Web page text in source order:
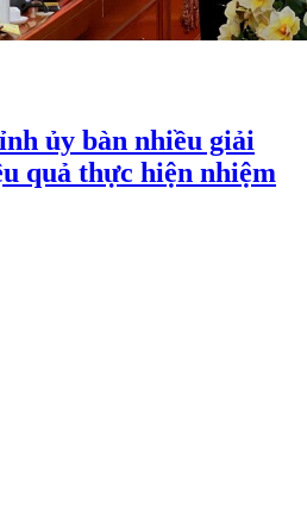
ủy bàn nhiều giải
quả thực hiện nhiệm